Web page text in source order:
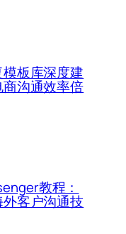
板库深度建
沟通效率倍
教程：
客户沟通技